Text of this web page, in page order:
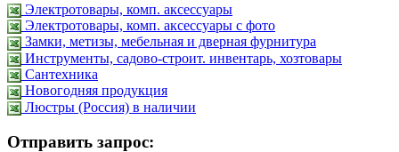
Электротовары, комп. аксессуары
Электротовары, комп. аксессуары с фото
Замки, метизы, мебельная и дверная фурнитура
Инструменты, садово-строит. инвентарь, хозтовары
Сантехника
Новогодняя продукция
Люстры (Россия) в наличии
Отправить запрос: